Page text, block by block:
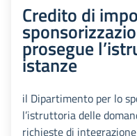
Credito di
prosegue
istanze
il Dipartimento per lo
l’istruttoria delle
richieste di